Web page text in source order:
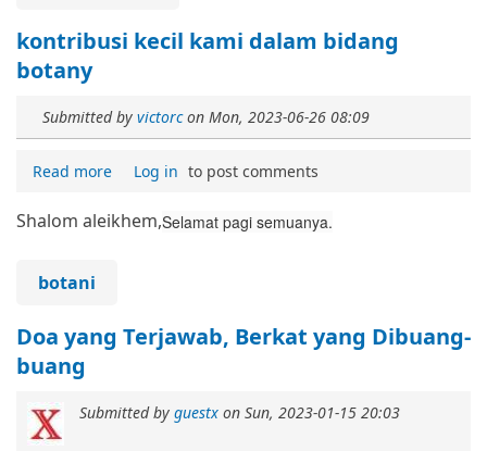
kontribusi kecil kami dalam bidang
botany
Submitted by victorcon Mon, 2023-06-26 08:09
Read more Log in to post comments
Shalom aleikhem,Selamat pagi semuanya.
botani
Doa yang Terjawab, Berkat yang Dibuang-
buang
Submitted by guestx on Sun, 2023-01-15 20:03